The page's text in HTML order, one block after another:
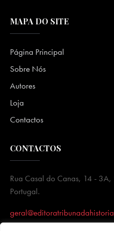
MAPA DO SITE
Página Principal
Sobre Nós
Autores
Loja
Contactos
CONTACTOS
Rua Casal do Canas, 14 -
Portugal.